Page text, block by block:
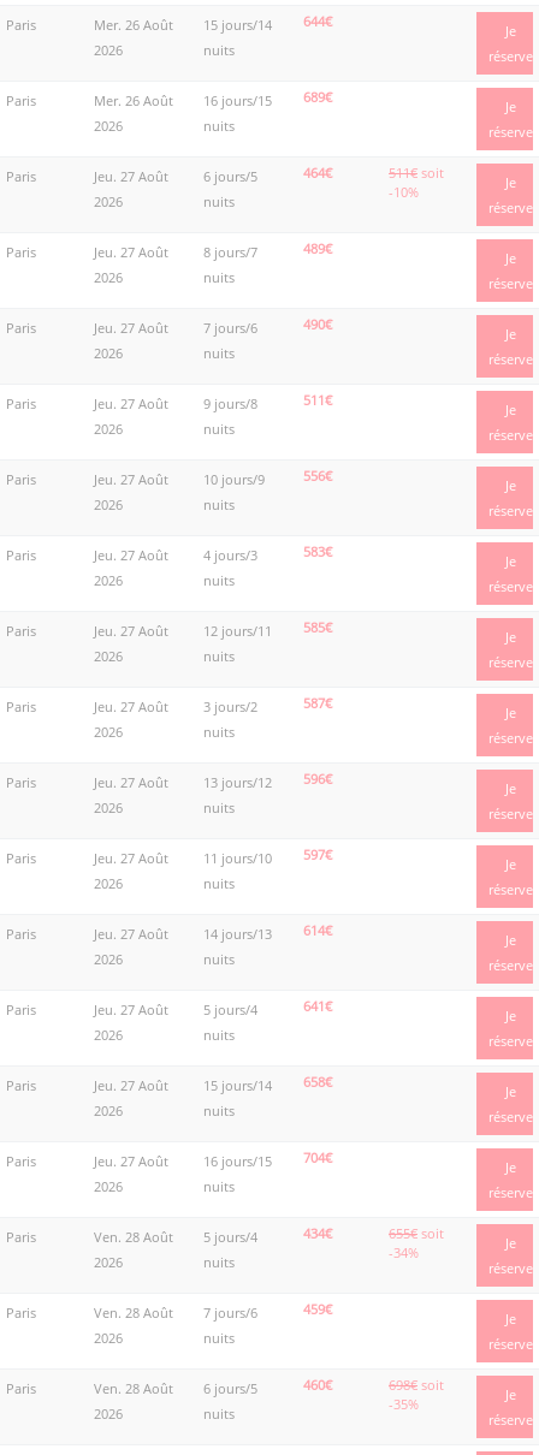
Paris
Mer. 26 Août
2026
15 jours/14
nuits
644€
Je
réserve
Paris
Mer. 26 Août
2026
16 jours/15
nuits
689€
Je
réserve
Paris
Jeu. 27 Août
2026
6 jours/5
nuits
464€ 511€ soit
-10%
Je
réserve
Paris
Jeu. 27 Août
2026
8 jours/7
nuits
489€
Je
réserve
Paris
Jeu. 27 Août
2026
7 jours/6
nuits
490€
Je
réserve
Paris
Jeu. 27 Août
2026
9 jours/8
nuits
511€
Je
réserve
Paris
Jeu. 27 Août
2026
10 jours/9
nuits
556€
Je
réserve
Paris
Jeu. 27 Août
2026
4 jours/3
nuits
583€
Je
réserve
Paris
Jeu. 27 Août
2026
12 jours/11
nuits
585€
Je
réserve
Paris
Jeu. 27 Août
2026
3 jours/2
nuits
587€
Je
réserve
Paris
Jeu. 27 Août
2026
13 jours/12
nuits
596€
Je
réserve
Paris
Jeu. 27 Août
2026
11 jours/10
nuits
597€
Je
réserve
Paris
Jeu. 27 Août
2026
14 jours/13
nuits
614€
Je
réserve
Paris
Jeu. 27 Août
2026
5 jours/4
nuits
641€
Je
réserve
Paris
Jeu. 27 Août
2026
15 jours/14
nuits
658€
Je
réserve
Paris
Jeu. 27 Août
2026
16 jours/15
nuits
704€
Je
réserve
Paris
Ven. 28 Août
2026
5 jours/4
nuits
434€ 655€ soit
-34%
Je
réserve
Paris
Ven. 28 Août
2026
7 jours/6
nuits
459€
Je
réserve
Paris
Ven. 28 Août
2026
6 jours/5
nuits
460€ 698€ soit
-35%
Je
réserve